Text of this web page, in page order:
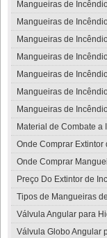
Mangueiras de
Mangueiras de
Mangueiras de
Mangueiras de
Mangueiras de
Mangueiras de
Mangueiras de
Material de Combate a
Onde Comprar Extintor
Onde Comprar
Preço Do Extintor de
Tipos de Mangueiras
Válvula Angular para
Válvula Globo Angular